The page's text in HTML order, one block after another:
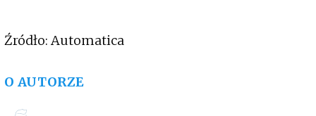
Źródło: Automatica
O AUTORZE